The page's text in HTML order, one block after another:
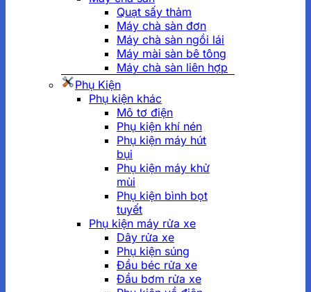
Quạt sấy thảm
Máy chà sàn đơn
Máy chà sàn ngồi lái
Máy mài sàn bê tông
Máy chà sàn liên hợp
Phụ Kiện
Phụ kiện khác
Mô tơ điện
Phụ kiện khí nén
Phụ kiện máy hút
bụi
Phụ kiện máy khử
mùi
Phụ kiện bình bọt
tuyết
Phụ kiện máy rửa xe
Dây rửa xe
Phụ kiện súng
Đầu béc rửa xe
Đầu bơm rửa xe